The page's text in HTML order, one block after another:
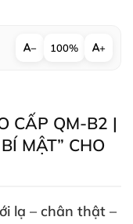
− 100% +
CẤP QM-B2 |
MẬT” CHO
lạ – chân thật –